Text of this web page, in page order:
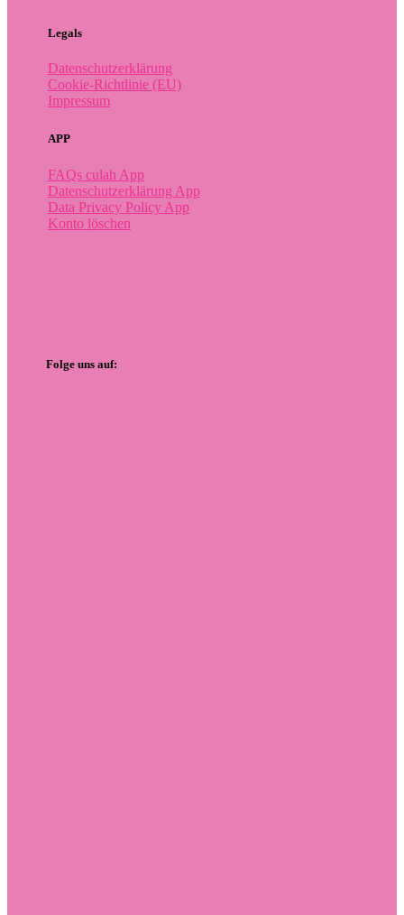
Legals
Datenschutzerklärung
Cookie-Richtlinie (EU)
Impressum
APP
FAQs culah App
Datenschutzerklärung App
Data Privacy Policy App
Konto löschen
Folge uns auf: